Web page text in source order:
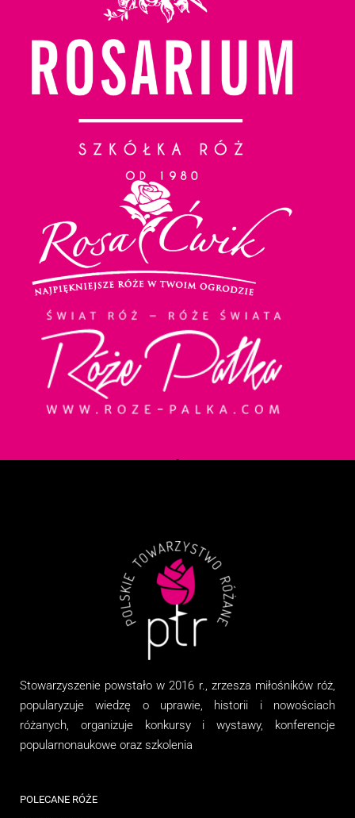
Stowarzyszenie powstało w 2016 r., zrzesza miłośników róż,
popularyzuje wiedzę o uprawie, historii i nowościach
różanych, organizujekonkursy i wystawy, konferencje
popularnonaukowe oraz szkolenia
POLECANE RÓŻE